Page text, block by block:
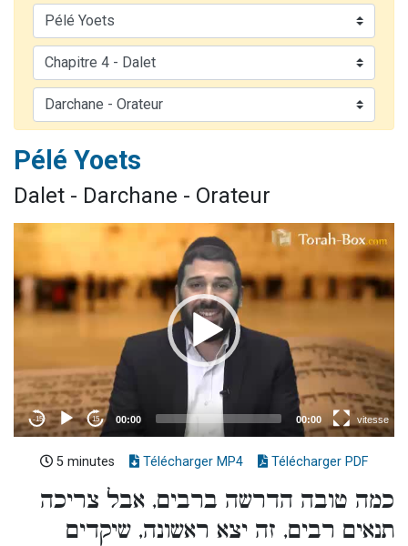
3 personnes viennent de nous rejoindre sur WhatsApp
3 personnes viennent de faire un don pour 5 jours de vacances aux Orphelins
Odaya vient de donner son Maasser
3 personnes viennent de nous rejoindre sur WhatsApp
Pélé Yoets
Dalet - Darchane - Orateur
5 minutes Télécharger MP4 Télécharger PDF
כמה טובה הדרשה ברבים, אבל צריכה
תנאים רבים, זה יצא ראשונה, שיקדים